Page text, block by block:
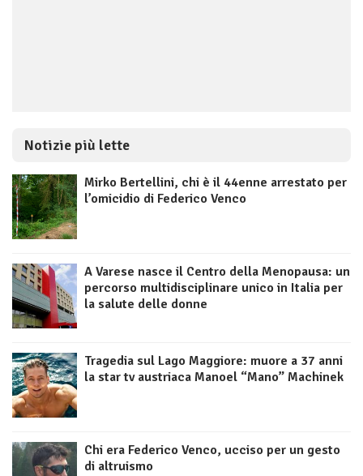
Notizie più lette
Mirko Bertellini, chi è il 44enne arrestato per
l’omicidio di Federico Venco
A Varese nasce il Centro della Menopausa: un
percorso multidisciplinare unico in Italia per
la salute delle donne
Tragedia sul Lago Maggiore: muore a 37 anni
la star tv austriaca Manoel “Mano” Machinek
Chi era Federico Venco, ucciso per un gesto
di altruismo